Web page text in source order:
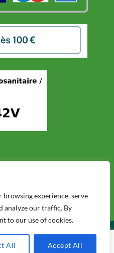
browsing experience, serve
analyze our traffic. By
to our use of cookies.
All Accept All